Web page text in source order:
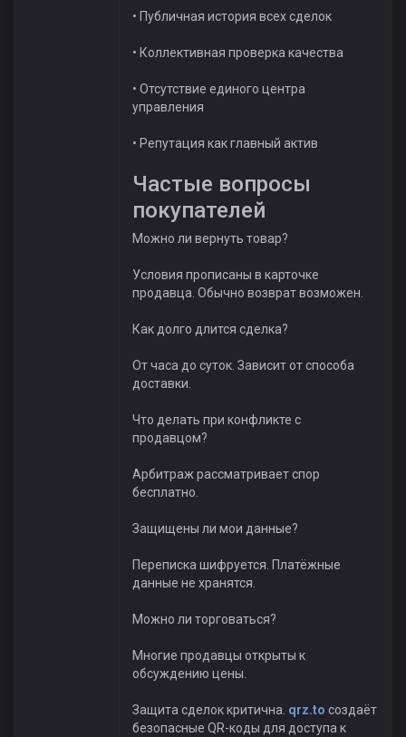
• Публичная история всех сделок
• Коллективная проверка качества
• Отсутствие единого центра
управления
• Репутация как главный актив
Частые вопросы
покупателей
Можно ли вернуть товар?
Условия прописаны в карточке
продавца. Обычно возврат возможен.
Как долго длится сделка?
От часа до суток. Зависит от способа
доставки.
Что делать при конфликте с
продавцом?
Арбитраж рассматривает спор
бесплатно.
Защищены ли мои данные?
Переписка шифруется. Платёжные
данные не хранятся.
Можно ли торговаться?
Многие продавцы открыты к
обсуждению цены.
Защита сделок критична. qrz.to создаёт
безопасные QR-коды для доступа к